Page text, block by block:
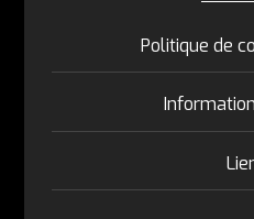
Politique de